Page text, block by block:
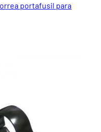
portafusil para